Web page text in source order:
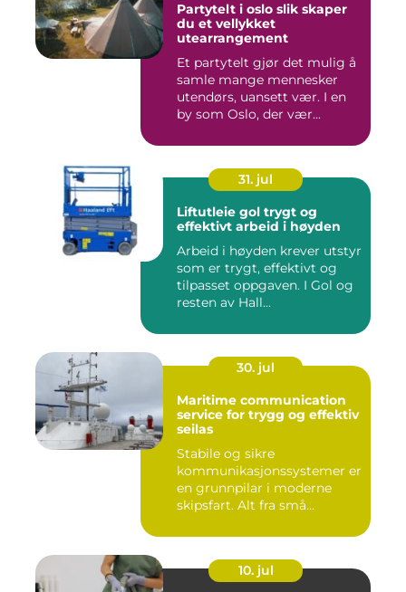
Partytelt i oslo slik skaper
du et vellykket
utearrangement
Et partytelt gjør det mulig å
samle mange mennesker
utendørs, uansett vær. I en
by som Oslo, der vær...
31. jul
Liftutleie gol trygt og
effektivt arbeid i høyden
Arbeid i høyden krever utstyr
som er trygt, effektivt og
tilpasset oppgaven. I Gol og
resten av Hall...
30. jul
Maritime communication
service for trygg og effektiv
seilas
Stabile og sikre
kommunikasjonssystemer er
en grunnpilar i moderne
skipsfart. Alt fra små
10. jul